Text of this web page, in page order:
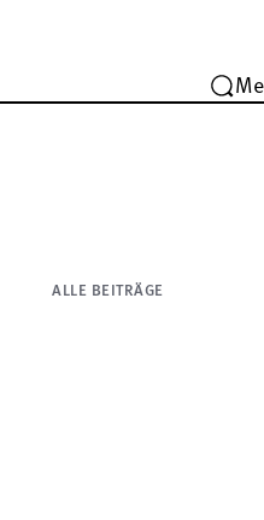
ALLE BEITRÄGE